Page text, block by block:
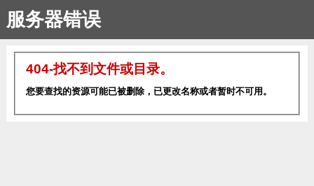
服务器错误
404-找不到文件或目录。
您要查找的资源可能已被删除，已更改名称或者暂时不可用。